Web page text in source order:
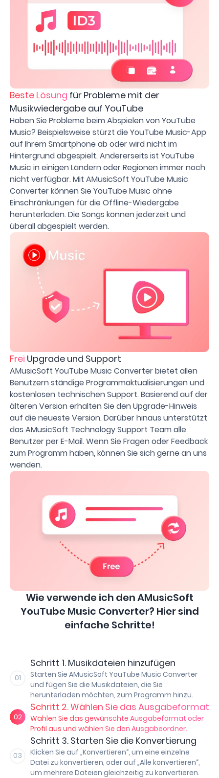
Beste Lösung für Probleme mit der
Musikwiedergabe auf YouTube
Haben Sie Probleme beim Abspielen von YouTube
Music? Beispielsweise stürzt die YouTube Music-App
auf Ihrem Smartphone ab oder wird nicht im
Hintergrund abgespielt. Andererseits ist YouTube
Music in einigen Ländern oder Regionen immer noch
nicht verfügbar. Mit AMusicSoft YouTube Music
Converter können Sie YouTube Music ohne
Einschränkungen für die Offline-Wiedergabe
herunterladen. Die Songs können jederzeit und
überall abgespielt werden.
Frei Upgrade und Support
AMusicSoft YouTube Music Converter bietet allen
Benutzern ständige Programmaktualisierungen und
kostenlosen technischen Support. Basierend auf der
älteren Version erhalten Sie den Upgrade-Hinweis
auf die neueste Version. Darüber hinaus unterstützt
das AMusicSoft Technology Support Team alle
Benutzer per E-Mail. Wenn Sie Fragen oder Feedback
zum Programm haben, können Sie sich gerne an uns
wenden.
Wie verwende ich den AMusicSoft
YouTube Music Converter? Hier sind
einfache Schritte!
01
Schritt 1. Musikdateien hinzufügen
Starten Sie AMusicSoft YouTube Music Converter
und fügen Sie die Musikdateien, die Sie
herunterladen möchten, zum Programm hinzu.
02
Schritt 2. Wählen Sie das Ausgabeformat
Wählen Sie das gewünschte Ausgabeformat oder
Profil aus und wählen Sie den Ausgabeordner.
03
Schritt 3. Starten Sie die Konvertierung
Klicken Sie auf „Konvertieren“, um eine einzelne
Datei zu konvertieren, oder auf „Alle konvertieren“,
um mehrere Dateien gleichzeitig zu konvertieren.